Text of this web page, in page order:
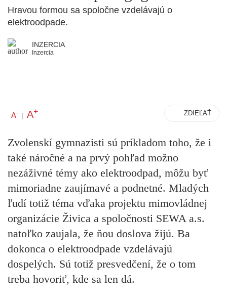
Hravou formou sa spoločne vzdelávajú o
elektroodpade.
INZERCIA
Inzercia
A- | A+ ZDIEĽAŤ
Zvolenskí gymnazisti sú príkladom toho, že i
také náročné a na prvý pohľad možno
nezáživné témy ako elektroodpad, môžu byť
mimoriadne zaujímavé a podnetné. Mladých
ľudí totiž téma vďaka projektu mimovládnej
organizácie Živica a spoločnosti SEWA a.s.
natoľko zaujala, že ňou doslova žijú. Ba
dokonca o elektroodpade vzdelávajú
dospelých. Sú totiž presvedčení, že o tom
treba hovoriť, kde sa len dá.